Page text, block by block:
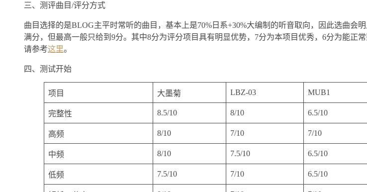
三、测评曲目/评分方式
曲目选择的是BLOG主平时常听的曲目，基本上是70%日系+30%大编制的听音取向，因此选曲会
满分，但最高一般只给到9分。其中8分为评分项目具有明显优势，7分为本项目优秀，6分为能正
请参考这里。
四、测试开始
项目 大墨菊 LBZ-03 MUB1
完整性 8.5/10 8/10 6.5/10
高频 8/10 7/10 7/10
中频 8/10 7.5/10 6.5/10
低频 7.5/10 7/10 6.5/10